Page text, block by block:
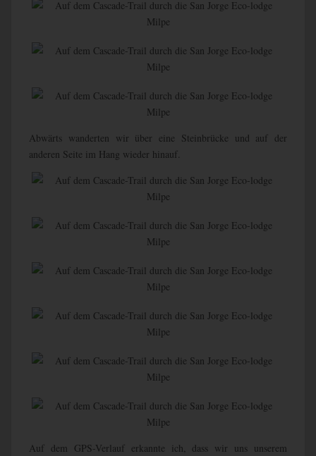
Abwärts wanderten wir über eine Steinbrücke und auf der
anderen Seite im Hang wieder hinauf.
Auf dem GPS-Verlauf erkannte ich, dass wir uns unserem